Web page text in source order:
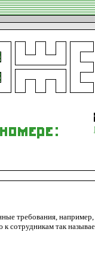
требования,
так